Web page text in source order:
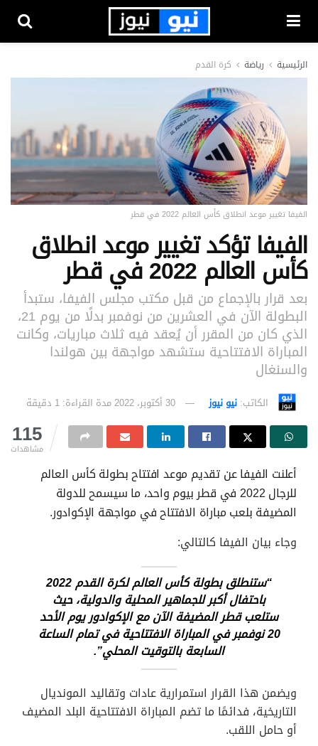
الرئيسية رياضة كرة القدم
الفيفا تغيير موعد انطلاق كأس العالم 2022 في قطر
الفيفا تؤكد تغيير موعد انطلاق
كأس العالم 2022 في قطر
بعد قرار بالإجماع من قبل مكتب مجلس الفيفا، ستبدأ
البطولة الآن في العشرين من نوفمبر بدلًا من يوم 21،
الذي كان من المقرر أن يُعقد فيه ثلاث مباريات، وكانت
المباراة الافتتاحية ستشهد مواجهة بين هولندا
والسنغال
الكاتب: نيو نيوز 30 أكتوبر، 2022 مدة القراءة: 1 دقيقة
115
مشاهدات
أعلنت الفيفا عن تقديم موعد افتتاح بطولة كأس العالم
للرجال 2022 في قطر بيوم واحد، ما سيسمح للدولة
المضيفة بلعب مباراة الافتتاح في مواجهة الإكوادور.
وجاء بيان الفيفا كالتالي:
“ستنطلق بطولة كأس العالم لكرة القدم 2022
باحتفال أكبر للجماهير المحلية والدولية، حيث
ستلعب قطر المضيفة الآن مع الإكوادور يوم الأحد
20 نوفمبر في المباراة الافتتاحية في تمام الساعة
السابعة بالتوقيت المحلي”.
ويضمن هذا القرار استمرارية عادات وتقاليد المونديال
التاريخية، فدائمًا ما تضم المباراة الافتتاحية البلد المضيف
أو حامل اللقب.